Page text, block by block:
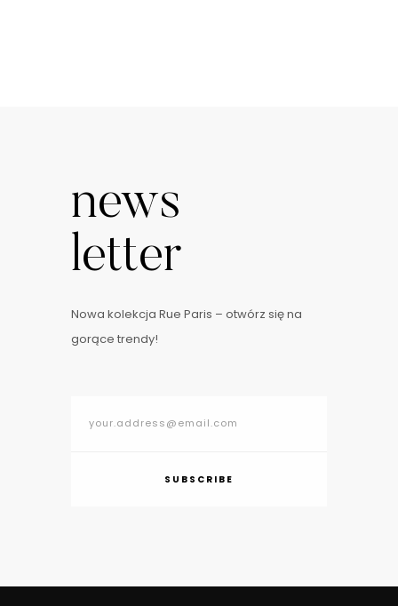
news
letter
Nowa kolekcja Rue Paris – otwórz się na
gorące trendy!
SUBSCRIBE